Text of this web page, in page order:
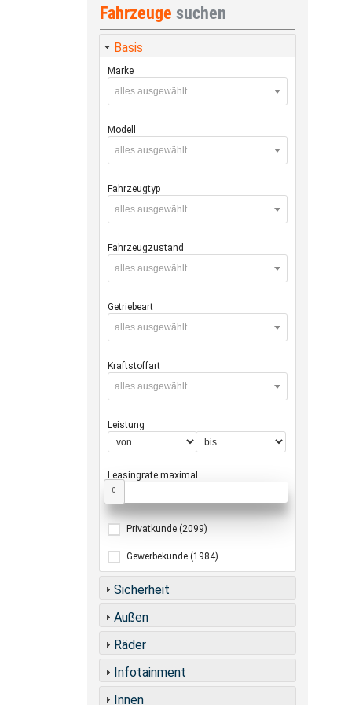
Fahrzeuge suchen
Basis
Marke
alles ausgewählt
Modell
alles ausgewählt
Fahrzeugtyp
alles ausgewählt
Fahrzeugzustand
alles ausgewählt
Getriebeart
alles ausgewählt
Kraftstoffart
alles ausgewählt
Leistung
Leasingrate maximal
0
Privatkunde (2099)
Gewerbekunde (1984)
Sicherheit
Außen
Räder
Infotainment
Innen